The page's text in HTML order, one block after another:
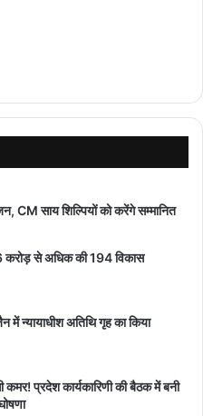
CM साय शिल्पियों को करेंगे सम्मानित
करोड़ से अधिक की 194 विकास
न्यायाधीश अतिथि गृह का किया
प्रदेश कार्यकारिणी की बैठक में बनी